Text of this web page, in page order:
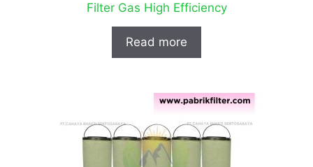
Filter Gas High Efficiency
Read more